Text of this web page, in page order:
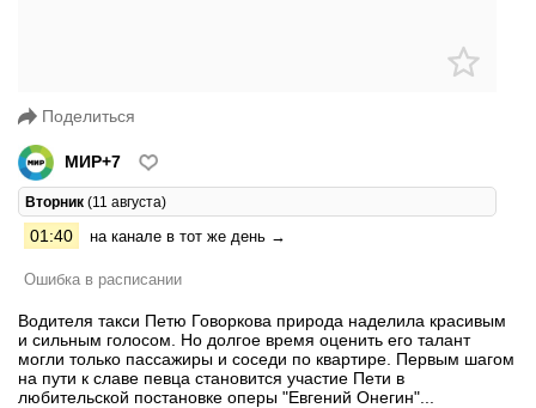
Поделиться
МИР+7
Вторник (11 августа)
01:40 на канале в тот же день →
Ошибка в расписании
Водителя такси Петю Говоркова природа наделила красивым
и сильным голосом. Но долгое время оценить его талант
могли только пассажиры и соседи по квартире. Первым шагом
на пути к славе певца становится участие Пети в
любительской постановке оперы "Евгений Онегин"...